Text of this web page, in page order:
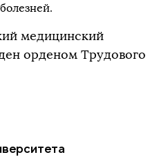
медицинский
орденом Трудового